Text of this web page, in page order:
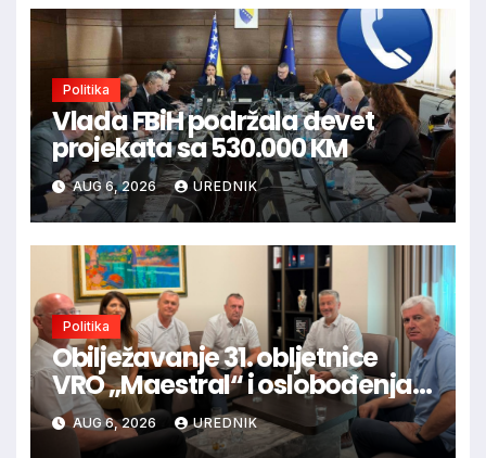
Politika
Vlada FBiH podržala devet
projekata sa 530.000 KM
AUG 6, 2026 UREDNIK
Politika
Obilježavanje 31. obljetnice
VRO „Maestral“ i oslobođenja
Jajca uz pokroviteljstvo HNS-a
BiHAUG 6, 2026 UREDNIK